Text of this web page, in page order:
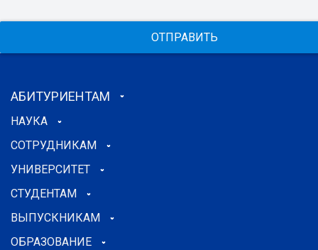
ОТПРАВИТЬ
АБИТУРИЕНТАМ
НАУКА
СОТРУДНИКАМ
УНИВЕРСИТЕТ
СТУДЕНТАМ
ВЫПУСКНИКАМ
ОБРАЗОВАНИЕ